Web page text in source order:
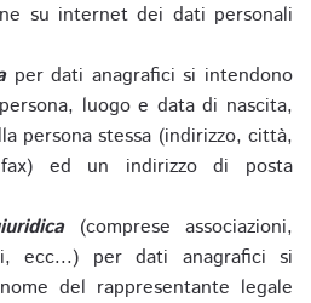
su internet dei dati personali
per dati anagrafici si intendono
luogo e data di nascita,
persona stessa (indirizzo, città,
ed un indirizzo di posta
(comprese associazioni,
ecc...) per dati anagrafici si
del rappresentante legale